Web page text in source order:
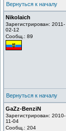
Вернуться к началу
Nikolaich
Зарегистрирован: 2011-
02-12
Сообщ.: 89
Вернуться к началу
GaZz-BenziN
Зарегистрирован: 2010-
11-04
Сообщ.: 204